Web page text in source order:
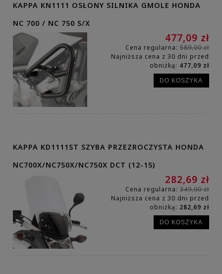
KAPPA KN1111 OSŁONY SILNIKA GMOLE HONDA
NC 700 / NC 750 S/X
477,09 zł
Cena regularna: 589,00 zł
Najniższa cena z 30 dni przed
obniżką: 477,09 zł
DO KOSZYKA
KAPPA KD1111ST SZYBA PRZEZROCZYSTA HONDA
NC700X/NC750X/NC750X DCT (12-15)
282,69 zł
Cena regularna: 349,00 zł
Najniższa cena z 30 dni przed
obniżką: 282,69 zł
DO KOSZYKA